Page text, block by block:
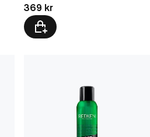
Pris: 369 kr
369 kr